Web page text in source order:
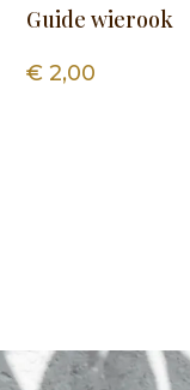
Guide wierook
€ 2,00